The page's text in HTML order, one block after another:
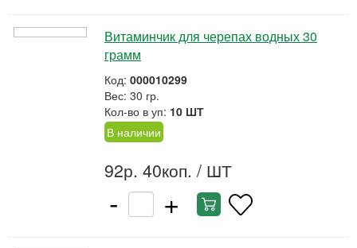
Витаминчик для черепах водных 30
грамм
Код: 000010299
Вес: 30 гр.
Кол-во в уп: 10 ШТ
В наличии
92р. 40коп. / ШТ
- +